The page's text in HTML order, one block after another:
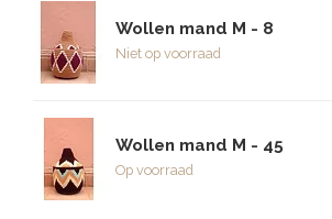
Wollen mand M - 8
Niet op voorraad
Wollen mand M - 45
Op voorraad